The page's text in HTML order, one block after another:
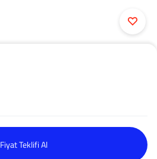
Fiyat Teklifi Al